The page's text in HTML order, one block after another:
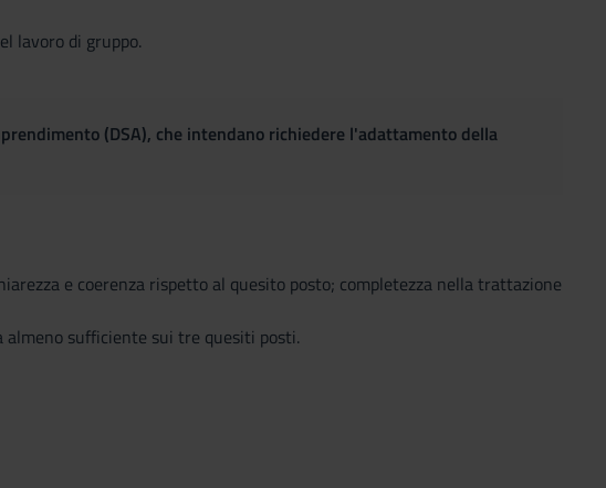
lavoro di gruppo.
(DSA), che intendano richiedere l'adattamento della
e coerenza rispetto al quesito posto; completezza nella trattazione
almeno sufficiente sui tre quesiti posti.